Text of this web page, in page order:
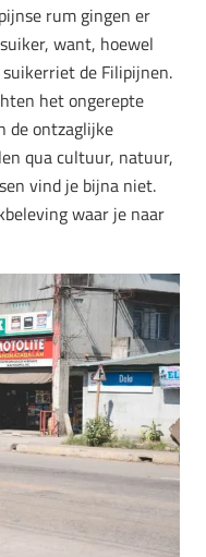
rum gingen er
want, hoewel
de Filipijnen.
het ongerepte
de ontzaglijke
qua cultuur, natuur,
vind je bijna niet.
waar je naar